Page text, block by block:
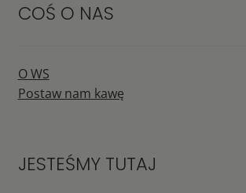
COŚ O NAS
O WS
Postaw nam kawę
JESTEŚMY TUTAJ